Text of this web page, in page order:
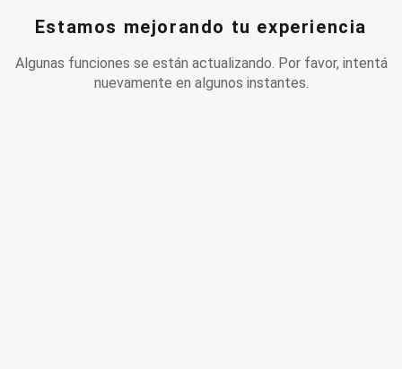
Estamos mejorando tu experiencia
Algunas funciones se están actualizando. Por favor, intentá
nuevamente en algunos instantes.